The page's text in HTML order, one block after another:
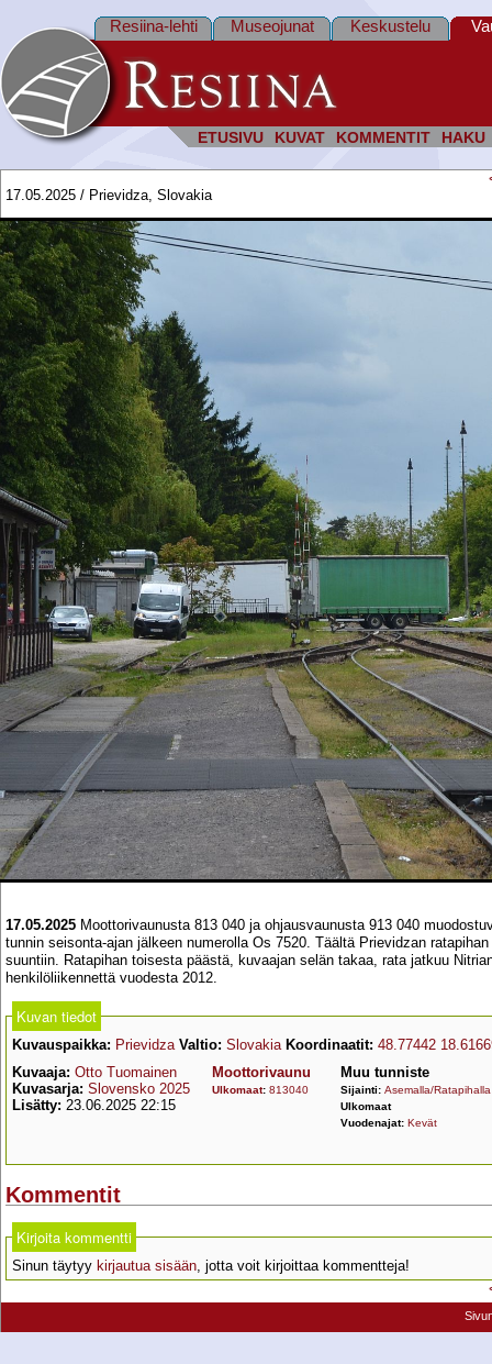
ETUSIVU KUVAT KOMMENTIT HAKU
Resiina-lehti Museojunat Keskustelu
17.05.2025 / Prievidza, Slovakia
17.05.2025 Moottorivaunusta 813 040 ja ohjausvaunusta 913 040
tunnin seisonta-ajan jälkeen numerolla Os 7520. Täältä Prievidzan
suuntiin. Ratapihan toisesta päästä, kuvaajan selän takaa, rata jatkuu
henkilöliikennettä vuodesta 2012.
Kuvan tiedot
Kuvauspaikka: Prievidza Valtio: Slovakia Koordinaatit: 48.77442
Kuvaaja: Otto Tuomainen
Kuvasarja: Slovensko 2025
Lisätty: 23.06.2025 22:15
Moottorivaunu
Ulkomaat: 813040
Muu tunniste
Sijainti: Asemalla/Ratapihalla
Ulkomaat
Vuodenajat: Kevät
Kommentit
Kirjoita kommentti
Sinun täytyy kirjautua sisään, jotta voit kirjoittaa kommentteja!